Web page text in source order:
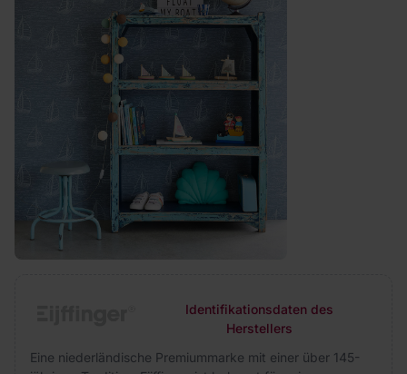
Identifikationsdaten des
Herstellers
Eine niederländische Premiummarke mit einer über 145-